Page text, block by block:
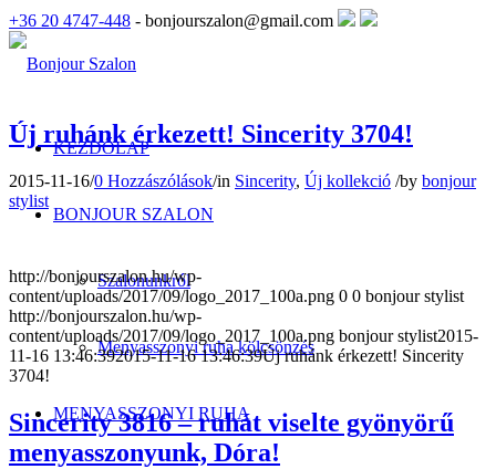
+36 20 4747-448 - bonjourszalon@gmail.com
KEZDŐLAP
BONJOUR SZALON
Szalonunkról
Menyasszonyi ruha kölcsönzés
MENYASSZONYI RUHA
Új ruhánk érkezett! Sincerity 3704!
2015-11-16/0 Hozzászólások/in Sincerity, Új kollekció /by bonjour
stylist
http://bonjourszalon.hu/wp-
content/uploads/2017/09/logo_2017_100a.png 0 0 bonjour stylist
http://bonjourszalon.hu/wp-
content/uploads/2017/09/logo_2017_100a.png bonjour stylist2015-
11-16 13:46:392015-11-16 13:46:39Új ruhánk érkezett! Sincerity
3704!
Sincerity 3816 – ruhát viselte gyönyörű
menyasszonyunk, Dóra!